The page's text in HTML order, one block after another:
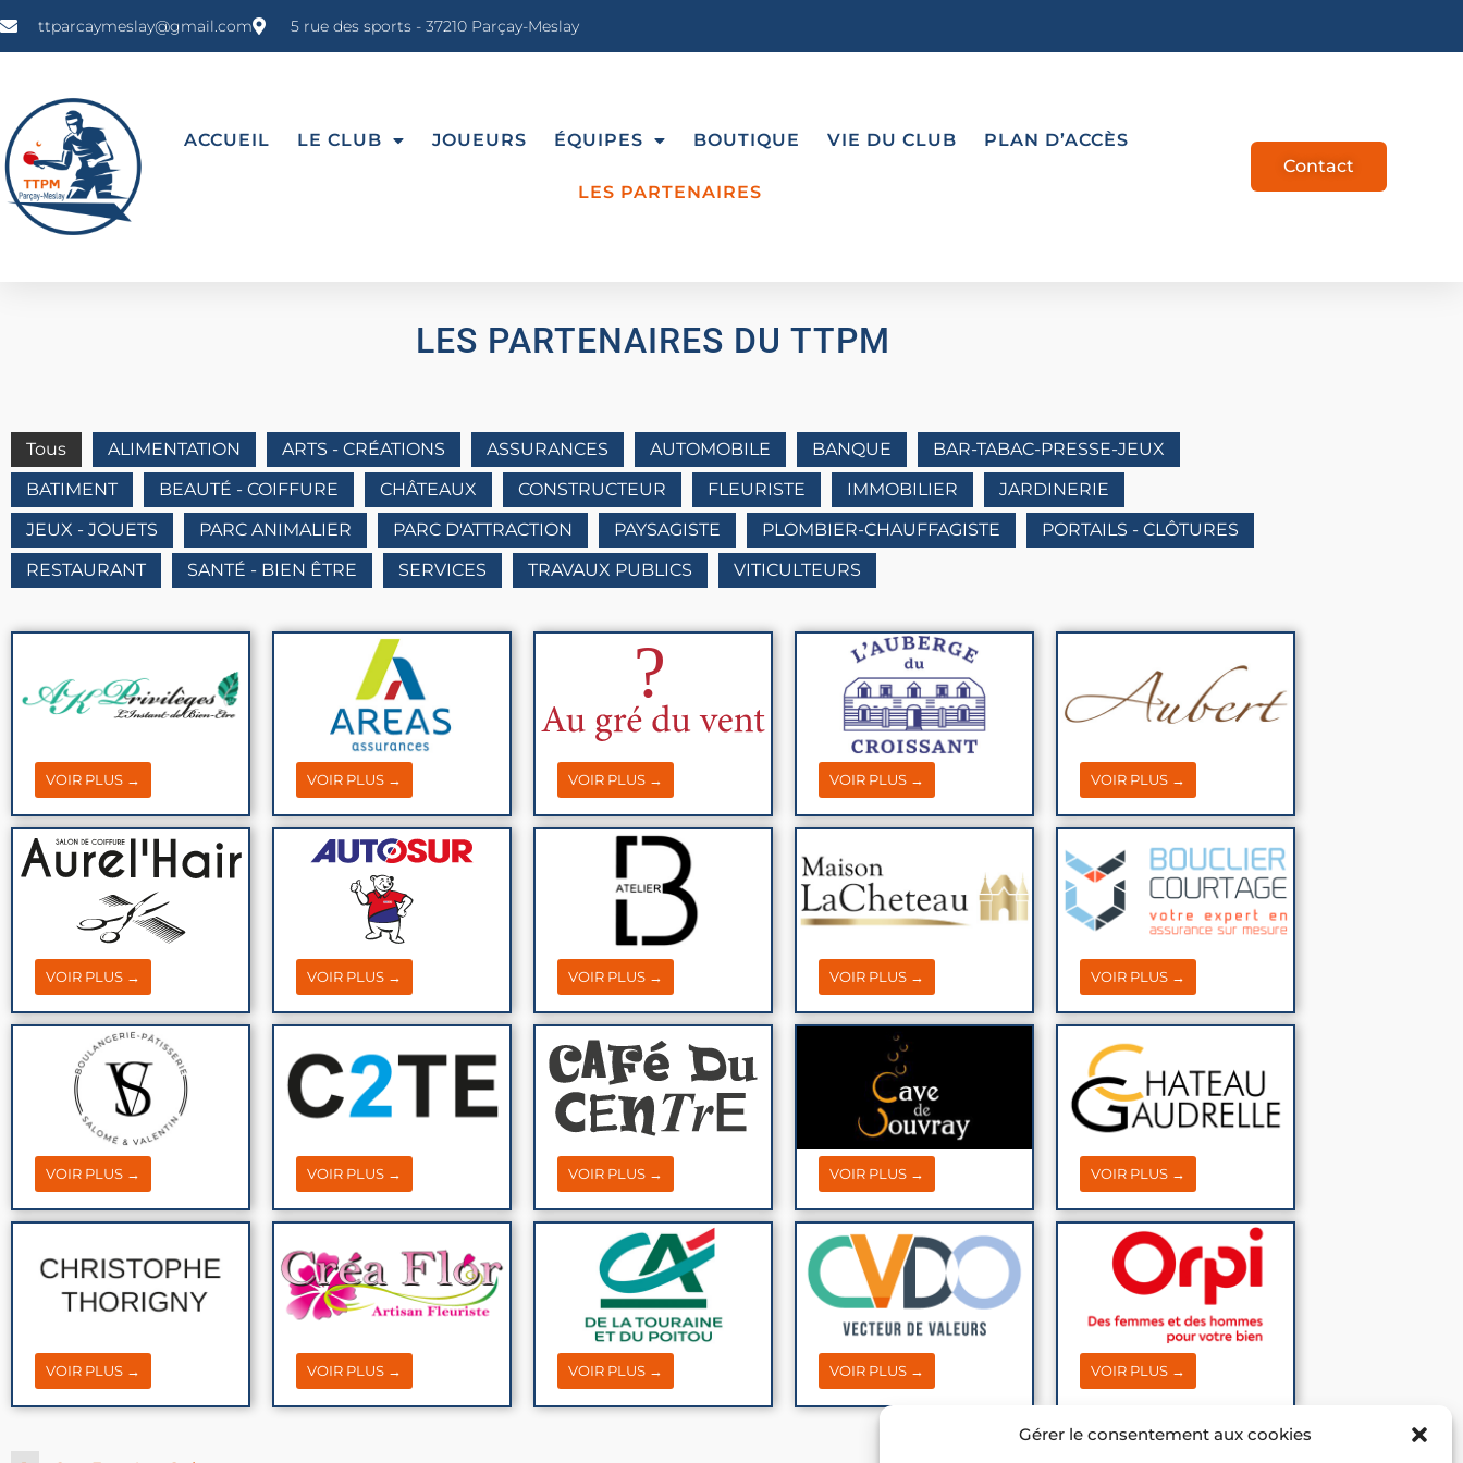
Gérer le consentement aux cookies
ttparcaymeslay@gmail.com 5 rue des sports - 37210 Parçay-Meslay
ACCUEIL LE CLUB JOUEURS ÉQUIPES BOUTIQUE VIE DU CLUB PLAN D’ACCÈS
LES PARTENAIRES
Contact
LES PARTENAIRES DU TTPM
Tous ALIMENTATION ARTS - CRÉATIONS ASSURANCES AUTOMOBILE BANQUE
BAR-TABAC-PRESSE-JEUX
BATIMENT
BEAUTÉ - COIFFURE CHÂTEAUX CONSTRUCTEUR FLEURISTE IMMOBILIER
JARDINERIE
JEUX - JOUETS
PARC ANIMALIER PARC D'ATTRACTION PAYSAGISTE PLOMBIER-CHAUFFAGISTE
PORTAILS - CLÔTURES
RESTAURANT
SANTÉ - BIEN ÊTRE SERVICES TRAVAUX PUBLICS VITICULTEURS
VOIR PLUS → VOIR PLUS → VOIR PLUS → VOIR PLUS → VOIR PLUS →
VOIR PLUS → VOIR PLUS → VOIR PLUS → VOIR PLUS → VOIR PLUS →
VOIR PLUS → VOIR PLUS → VOIR PLUS → VOIR PLUS → VOIR PLUS →
VOIR PLUS → VOIR PLUS → VOIR PLUS → VOIR PLUS → VOIR PLUS →